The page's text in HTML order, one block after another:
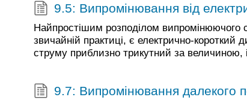
9.5: Випромінювання від
Найпростішим розподілом випромінюючого
звичайній практиці, є електрично-короткий
струму приблизно трикутний за величиною,
9.7: Випромінювання далекого